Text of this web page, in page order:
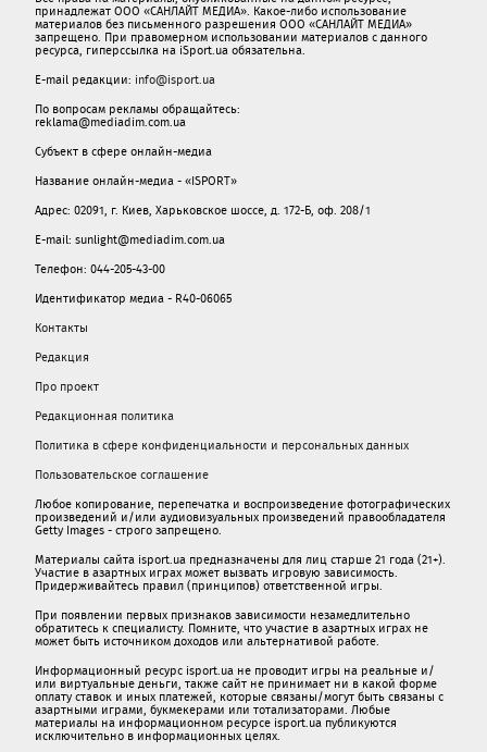
принадлежат ООО «САНЛАЙТ МЕДИА». Какое-либо использование
материалов без письменного разрешения ООО «САНЛАЙТ МЕДИА»
запрещено. При правомерном использовании материалов с данного
ресурса, гиперссылка на iSport.ua обязательна.
E-mail редакции: info@isport.ua
По вопросам рекламы обращайтесь:
reklama@mediadim.com.ua
Субъект в сфере онлайн-медиа
Название онлайн-медиа - «ISPORT»
Адрес: 02091, г. Киев, Харьковское шоссе, д. 172-Б, оф. 208/1
E-mail: sunlight@mediadim.com.ua
Телефон: 044-205-43-00
Идентификатор медиа - R40-06065
Контакты
Редакция
Про проект
Редакционная политика
Политика в сфере конфиденциальности и персональных данных
Пользовательское соглашение
Любое копирование, перепечатка и воспроизведение фотографических
произведений и/или аудиовизуальных произведений правообладателя
Getty Images - строго запрещено.
Материалы сайта isport.ua предназначены для лиц старше 21 года (21+).
Участие в азартных играх может вызвать игровую зависимость.
Придерживайтесь правил (принципов) ответственной игры.
При появлении первых признаков зависимости незамедлительно
обратитесь к специалисту. Помните, что участие в азартных играх не
может быть источником доходов или альтернативой работе.
Информационный ресурс isport.ua не проводит игры на реальные и/
или виртуальные деньги, также сайт не принимает ни в какой форме
oплaту ставок и иных платежей, которые связаны/могут быть связаны c
азартными игрaми, букмекерами или тотализаторами. Любые
материалы на информационном ресурсе isport.ua публикуютcя
исключительно в информационных целях.